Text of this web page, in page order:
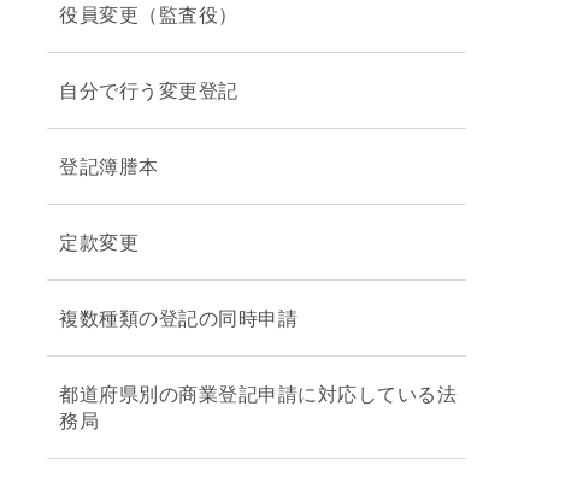
役員変更（監査役）
自分で行う変更登記
登記簿謄本
定款変更
複数種類の登記の同時申請
都道府県別の商業登記申請に対応している法
務局